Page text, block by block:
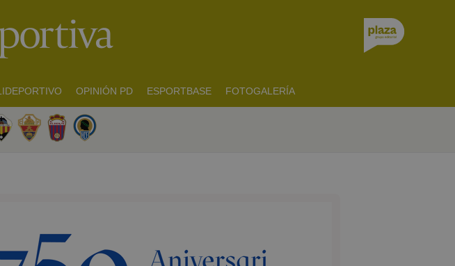
OPINIÓN PD ESPORTBASE FOTOGALERÍA